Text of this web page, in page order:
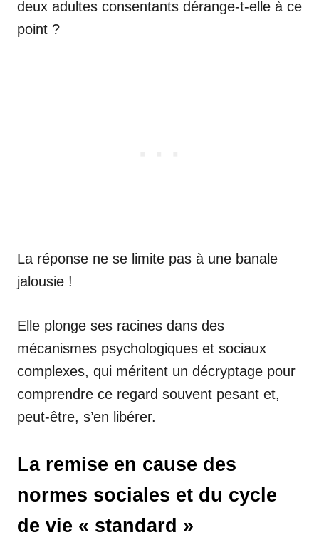
deux adultes consentants dérange-t-elle à ce
point ?
La réponse ne se limite pas à une banale
jalousie !
Elle plonge ses racines dans des
mécanismes psychologiques et sociaux
complexes, qui méritent un décryptage pour
comprendre ce regard souvent pesant et,
peut-être, s’en libérer.
La remise en cause des
normes sociales et du cycle
de vie « standard »